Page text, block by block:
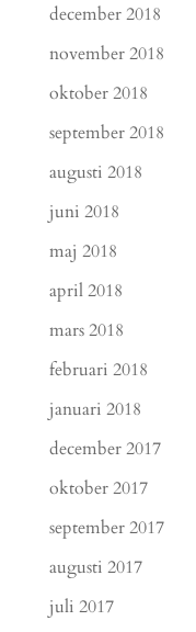
december 2018
november 2018
oktober 2018
september 2018
augusti 2018
juni 2018
maj 2018
april 2018
mars 2018
februari 2018
januari 2018
december 2017
oktober 2017
september 2017
augusti 2017
juli 2017